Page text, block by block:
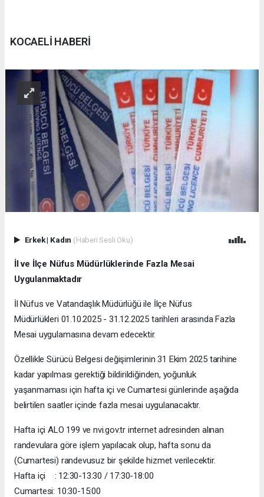
KOCAELİ HABERİ
Erkek| Kadın (Haberi Sesli Oku)
İl ve İlçe Nüfus Müdürlüklerinde Fazla Mesai
Uygulanmaktadır
İl Nüfus ve Vatandaşlık Müdürlüğü ile İlçe Nüfus
Müdürlükleri 01.10.2025 - 31.12.2025 tarihleri arasında Fazla
Mesai uygulamasına devam edecektir.
Özellikle Sürücü Belgesi değişimlerinin 31 Ekim 2025 tarihine
kadar yapılması gerektiği bildirildiğinden, yoğunluk
yaşanmaması için hafta içi ve Cumartesi günlerinde aşağıda
belirtilen saatler içinde fazla mesai uygulanacaktır.
Hafta içi ALO 199 ve nvi.gov.tr internet adresinden alınan
randevulara göre işlem yapılacak olup, hafta sonu da
(Cumartesi) randevusuz bir şekilde hizmet verilecektir.
Hafta içi : 12:30-13:30 / 17:30-18:00
Cumartesi: 10:30-15:00